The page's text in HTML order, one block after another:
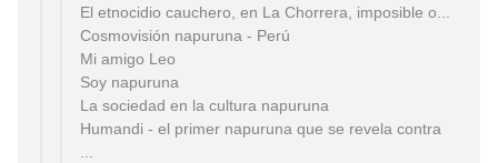
El etnocidio cauchero, en La Chorrera, imposible o...
Cosmovisión napuruna - Perú
Mi amigo Leo
Soy napuruna
La sociedad en la cultura napuruna
Humandi - el primer napuruna que se revela contra
...